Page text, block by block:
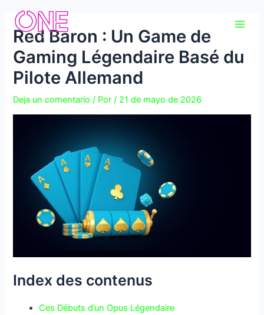
contenido
Red Baron : Un Game de
Gaming Légendaire Basé du
Pilote Allemand
Deja un comentario / Por/ 21 de mayo de 2026
Index des contenus
Ces Débuts d’un Opus Légendaire
de
entradas